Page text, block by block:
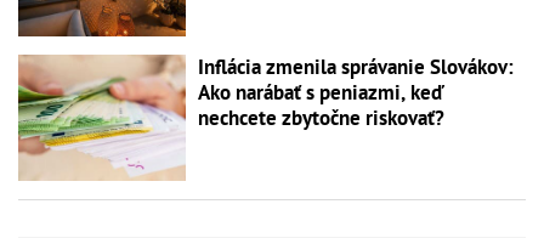
Inflácia zmenila správanie Slovákov:
Ako narábať s peniazmi, keď
nechcete zbytočne riskovať?